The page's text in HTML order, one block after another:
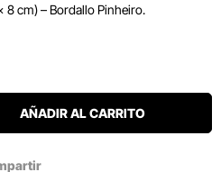
8 cm) – Bordallo Pinheiro.
AÑADIR AL CARRITO